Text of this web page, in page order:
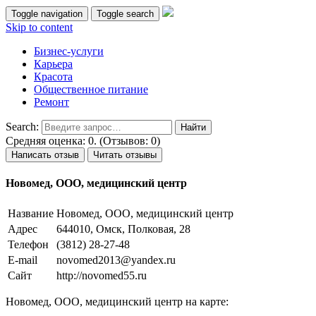
Toggle navigation Toggle search
Skip to content
Бизнес-услуги
Карьера
Красота
Общественное питание
Ремонт
Search:
Средняя оценка: 0. (Отзывов: 0)
Написать отзыв Читать отзывы
Новомед, ООО, медицинский центр
Название Новомед, ООО, медицинский центр
Адрес
644010, Омск, Полковая, 28
Телефон
(3812) 28-27-48
E-mail
novomed2013@yandex.ru
Сайт
http://novomed55.ru
Новомед, ООО, медицинский центр на карте: